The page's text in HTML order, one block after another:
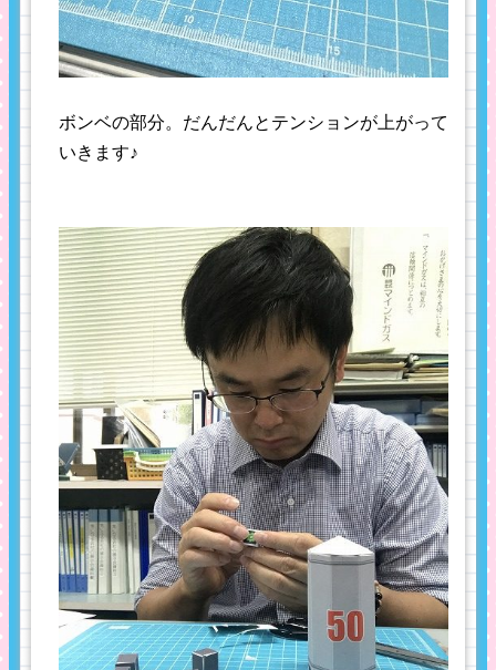
ボンベの部分。だんだんとテンションが上がって
いきます♪